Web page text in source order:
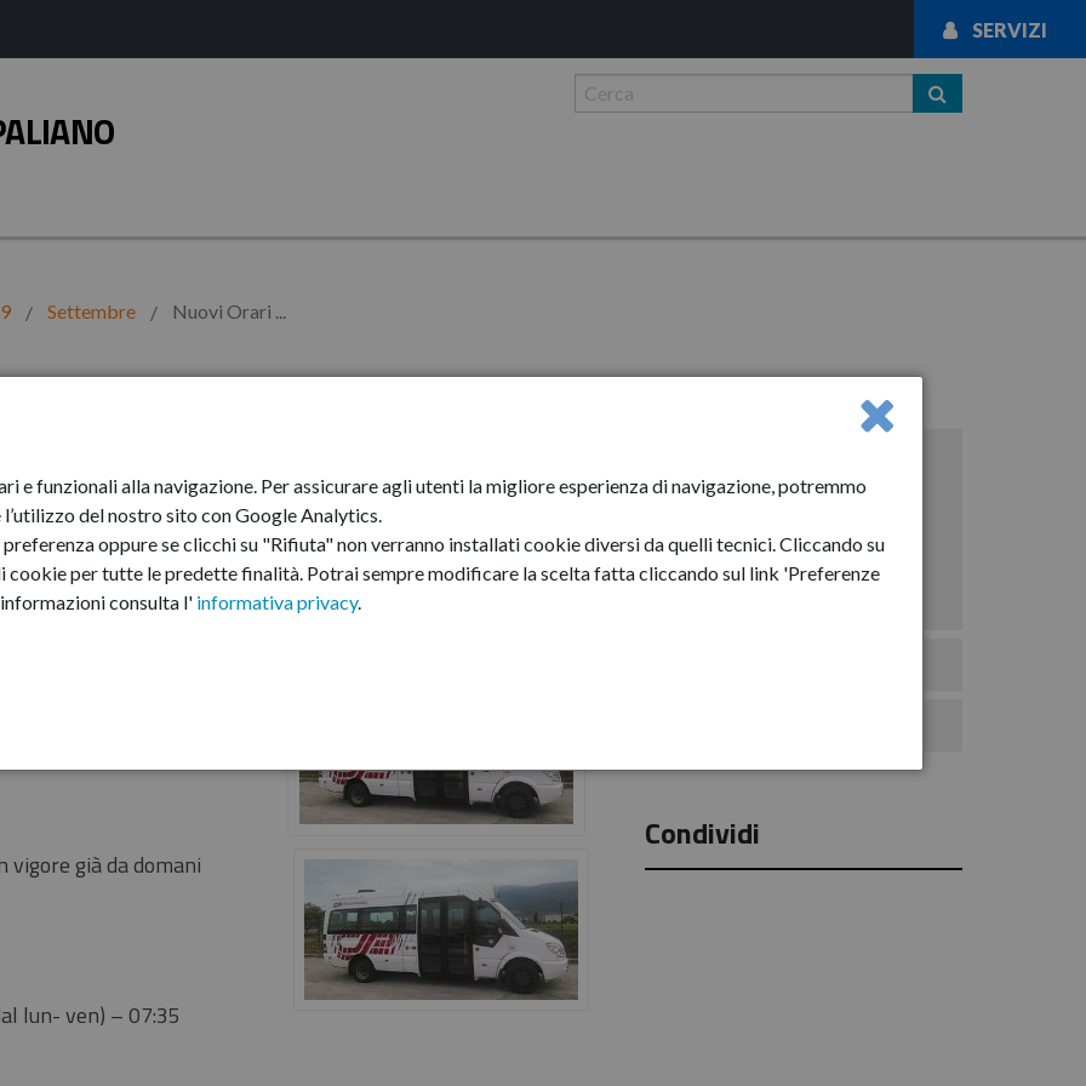
e funzionali alla navigazione. Per assicurare agli utenti la migliore esperienza di navigazione, potremmo
del nostro sito con Google Analytics.
preferenza oppure se clicchi su "Rifiuta" non verranno installati cookie diversi da quelli tecnici. Cliccando su
cookie per tutte le predette finalità. Potrai sempre modificare la scelta fatta cliccando sul link 'Preferenze
consulta l' informativa privacy.
SERVIZI
Settembre Nuovi Orari ...
pubblico
e Agrario
vigore già da domani
lun- ven) – 07:35
Anno-2024
Anno-2025
Condividi